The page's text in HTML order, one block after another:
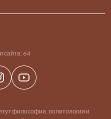
сайта: 64
философии, политологии и